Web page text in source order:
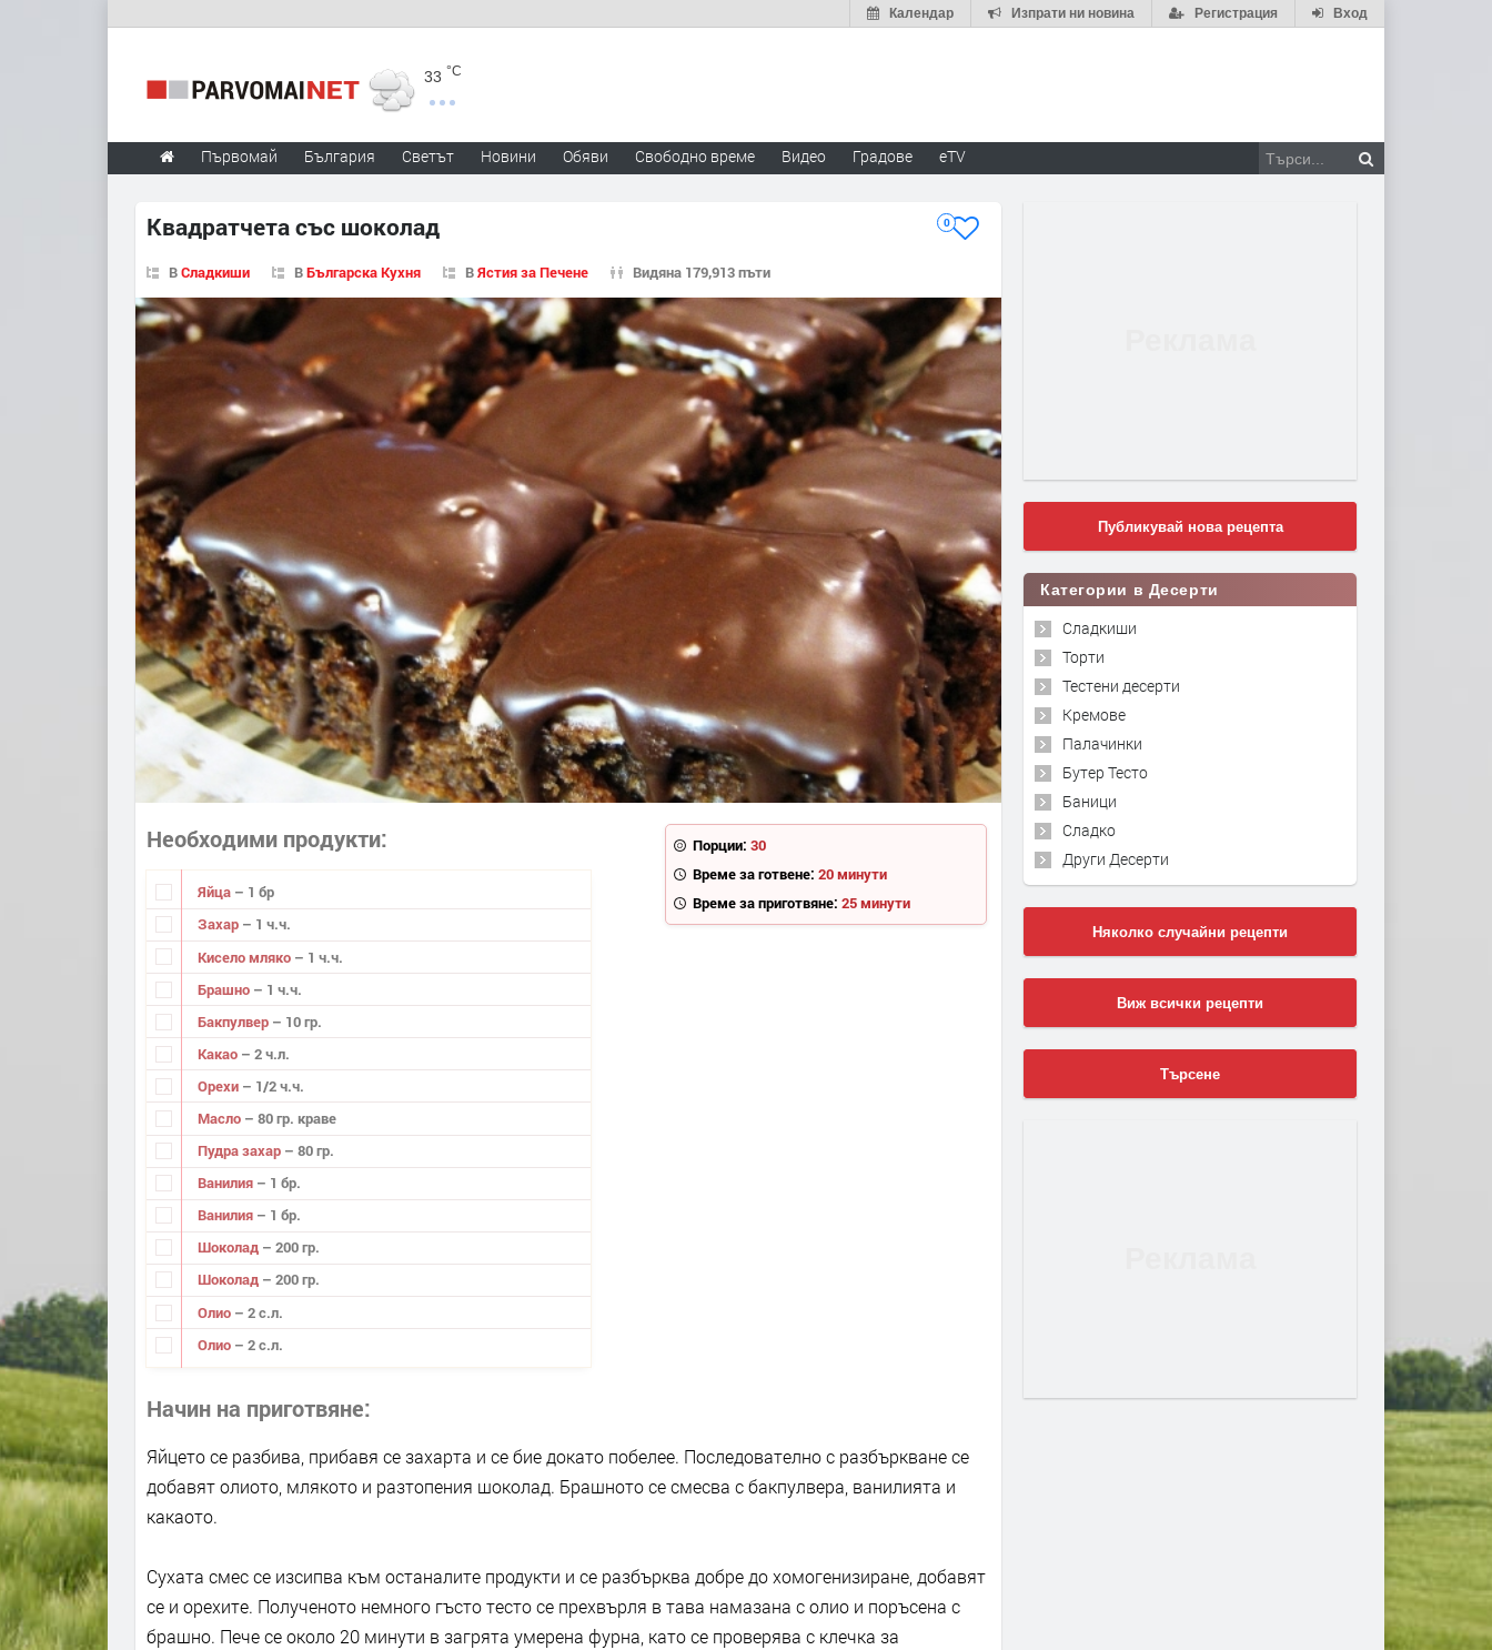
Вход
Регистрация
Изпрати ни новина
Календар
33 °C
Първомай България Светът Новини Обяви Свободно време Видео Градове eTV
Квадратчета със шоколад 0
ВСладкиши ВБългарска Кухня ВЯстия за Печене Видяна 179,913 пъти
Порции: 30
Време за готвене: 20 минути
Време за приготвяне: 25 минути
Необходими продукти
Яйца – 1 бр
Захар – 1 ч.ч.
Кисело мляко – 1 ч.ч.
Брашно – 1 ч.ч.
Бакпулвер – 10 гр.
Какао – 2 ч.л.
Орехи – 1/2 ч.ч.
Масло – 80 гр. краве
Пудра захар – 80 гр.
Ванилия – 1 бр.
Ванилия – 1 бр.
Шоколад – 200 гр.
Шоколад – 200 гр.
Олио – 2 с.л.
Олио – 2 с.л.
Начин на приготвяне
Яйцето се разбива, прибавя се захарта и се бие докато побелее. Последователно с разбъркване се
добавят олиото, млякото и разтопения шоколад. Брашното се смесва с бакпулвера, ванилията и
какаото.
Сухата смес се изсипва към останалите продукти и се разбърква добре до хомогенизиране, добавят
се и орехите. Полученото немного гъсто тесто се прехвърля в тава намазана с олио и поръсена с
брашно. Пече се около 20 минути в загрята умерена фурна, като се проверява с клечка за
Публикувай нова рецепта
Категории в Десерти
Сладкиши
Торти
Тестени десерти
Кремове
Палачинки
Бутер Тесто
Баници
Сладко
Други Десерти
Няколко случайни рецепти
Виж всички рецепти
Търсене